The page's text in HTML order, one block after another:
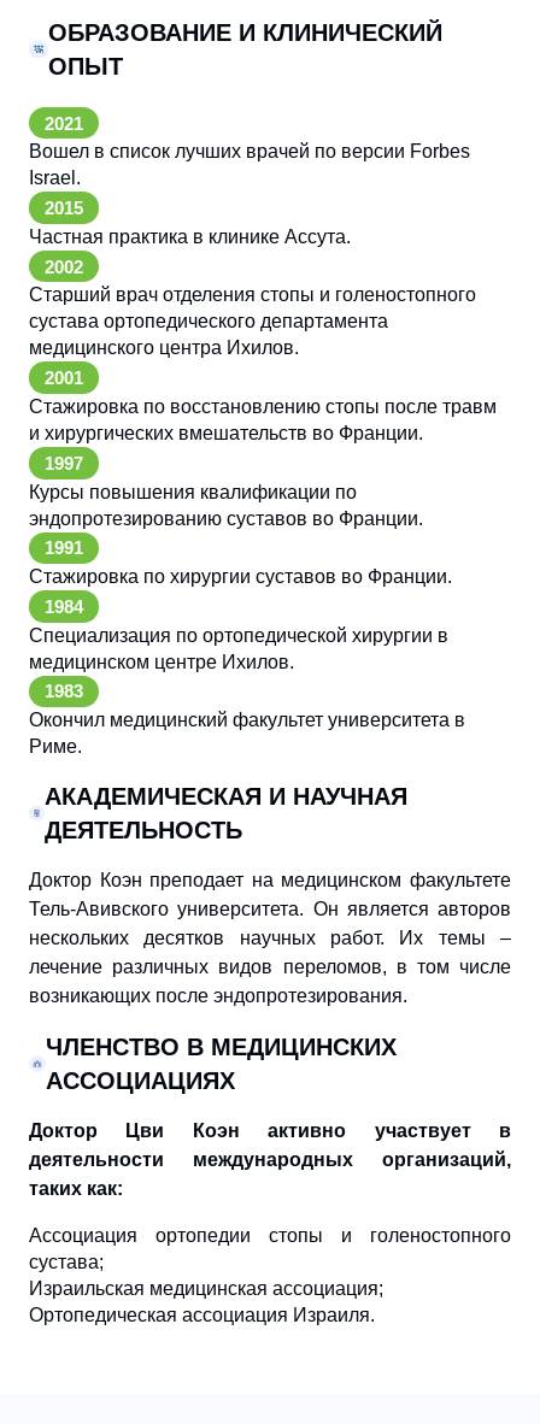
ОБРАЗОВАНИЕ И КЛИНИЧЕСКИЙ
ОПЫТ
2021
Вошел в список лучших врачей по версии Forbes
Israel.
2015
Частная практика в клинике Ассута.
2002
Старший врач отделения стопы и голеностопного
сустава ортопедического департамента
медицинского центра Ихилов.
2001
Стажировка по восстановлению стопы после травм
и хирургических вмешательств во Франции.
1997
Курсы повышения квалификации по
эндопротезированию суставов во Франции.
1991
Стажировка по хирургии суставов во Франции.
1984
Специализация по ортопедической хирургии в
медицинском центре Ихилов.
1983
Окончил медицинский факультет университета в
Риме.
АКАДЕМИЧЕСКАЯ И НАУЧНАЯ
ДЕЯТЕЛЬНОСТЬ
Доктор Коэн преподает на медицинском факультете
Тель-Авивского университета. Он является авторов
нескольких десятков научных работ. Их темы –
лечение различных видов переломов, в том числе
возникающих после эндопротезирования.
ЧЛЕНСТВО В МЕДИЦИНCКИХ
АССОЦИАЦИЯХ
Доктор Цви Коэн активно участвует в
деятельности международных организаций,
таких как:
Ассоциация ортопедии стопы и голеностопного
сустава;
Израильская медицинская ассоциация;
Ортопедическая ассоциация Израиля.